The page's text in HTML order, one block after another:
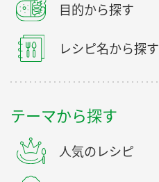
目的から探す
レシピ名から探す
テーマから探す
人気のレシピ